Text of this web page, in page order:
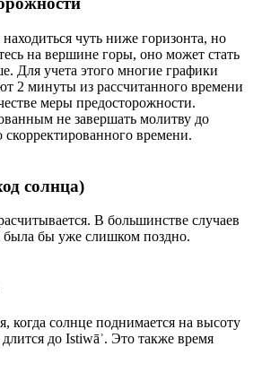
чуть ниже горизонта, но
на вершине горы, оно может стать
Для учета этого многие графики
2 минуты из рассчитанного времени
меры предосторожности.
не завершать молитву до
скорректированного времени.
солнца)
В большинстве случаев
бы уже слишком поздно.
когда солнце поднимается на высоту
до Istiwāʾ. Это также время